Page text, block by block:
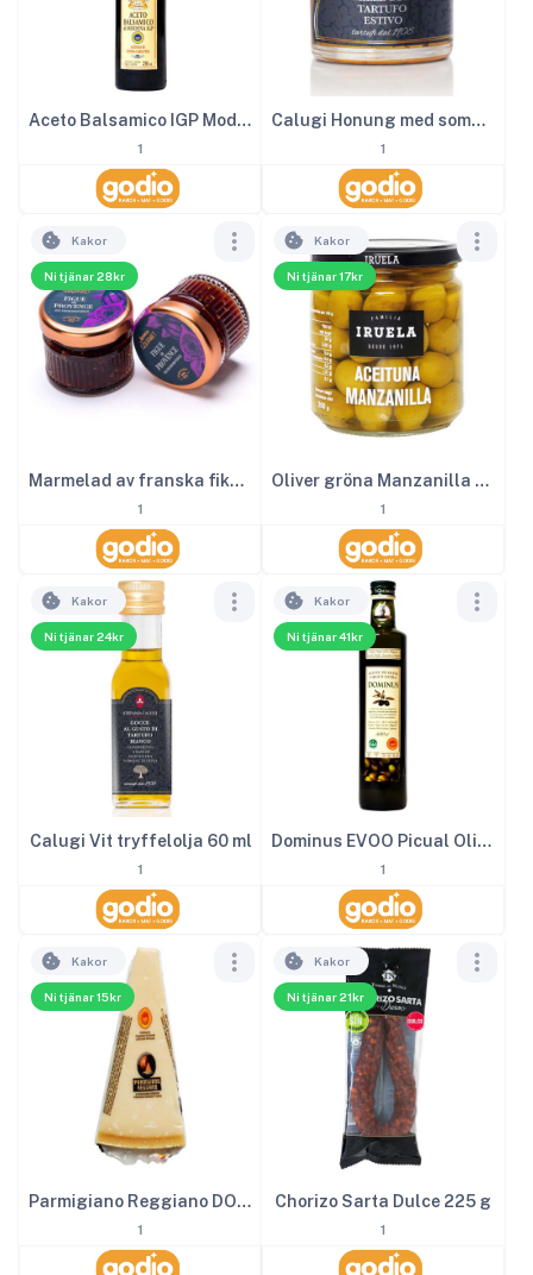
Aceto Balsamico IGP Modena 2
1
Calugi Honung med sommartryffel 40 g
1
Ni tjänar 28kr
Kakor
Marmelad av franska fikon 28 g
1
Ni tjänar 17kr
Kakor
Oliver gröna Manzanilla 365 g
1
Ni tjänar 24kr
Kakor
Calugi Vit tryffelolja 60 ml
1
Ni tjänar 41kr
Kakor
Dominus EVOO Picual Olivolja 50 cl
1
Ni tjänar 15kr
Kakor
Parmigiano Reggiano DOP ca 150 g
1
Ni tjänar 21kr
Kakor
Chorizo Sarta Dulce 225 g
1